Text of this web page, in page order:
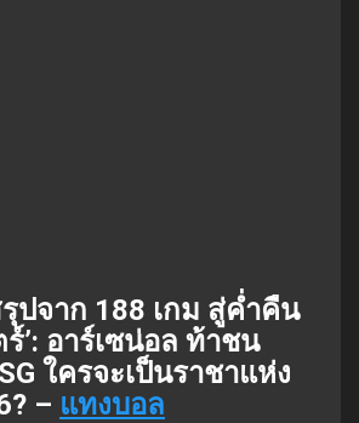
รุปจาก 188 เกม สู่ค่ำคืน
’: อาร์เซน่อล ท้าชน
ใครจะเป็นราชาแห่ง
– แทงบอล